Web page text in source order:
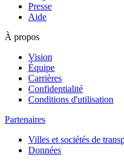
Presse
Aide
À propos
Vision
Équipe
Carrières
Confidentialité
Conditions d'utilisation
Partenaires
Villes et sociétés de
Données